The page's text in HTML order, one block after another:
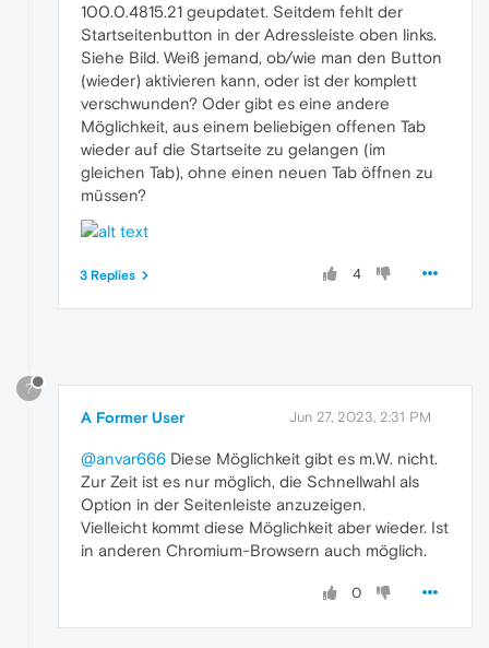
100.0.4815.21 geupdatet. Seitdem fehlt der
Startseitenbutton in der Adressleiste oben links.
Siehe Bild. Weiß jemand, ob/wie man den Button
(wieder) aktivieren kann, oder ist der komplett
verschwunden? Oder gibt es eine andere
Möglichkeit, aus einem beliebigen offenen Tab
wieder auf die Startseite zu gelangen (im
gleichen Tab), ohne einen neuen Tab öffnen zu
müssen?
4
3 Replies
?
A Former User Jun 27, 2023, 2:31 PM
@anvar666 Diese Möglichkeit gibt es m.W. nicht.
Zur Zeit ist es nur möglich, die Schnellwahl als
Option in der Seitenleiste anzuzeigen.
Vielleicht kommt diese Möglichkeit aber wieder. Ist
in anderen Chromium-Browsern auch möglich.
0